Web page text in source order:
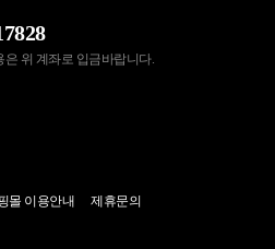
위 계좌로 입금바랍니다.
몰 이용안내 제휴문의